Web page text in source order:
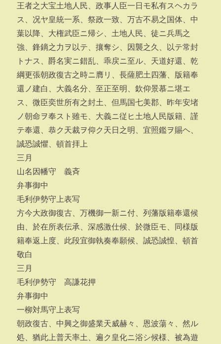
王者之大宝土地人民、政事人臣一日モ私有スヘカラ
ス、况ヤ皇統一系、祭政一致、万古不易之国体、中
葉以降、大権武臣ニ帰シ、土地人民、徒ニ兵馬之
強、鋒鏑之力ヲ以テ、攘奪シ、因襲之久、以テ常封
トナス、爵名実ニ錯乱、乖戻ニ至ル、天道好還、乾
綱更張朝政復古之時ニ膺リ、長薩肥土四藩、版籍奉
還ノ建白、大義名分、至正至明、欽仰景慕ニ堪エ
ス、微臣奕世所有之封土、但馬国七美郡、昨年安堵
ノ朝命ヲ奉スト雖モ、大義ニ従ヒ土地人民版籍、謹
テ奉還、恭ク天裁ヲ仰ク天日之明、宜照鑑ヲ賜ヘ、
誠恐誠懼、頓首拝上
三月
山名因幡守 義斉
弁事御中
毛利伊勢守上表写
方今大政御復古、万機御一新ニ付、列藩版籍奉還候
由、於在所表伝承、深感激仕候、於微臣モ、同様版
籍奉返上度、此段宜御執奏奉願候、誠恐誠惶、頓首
敬白
三月
毛利伊勢守 高謙花押
弁事御中
一柳対馬守上表写
朝政復古、中興之御盛業天威赫々、恩波蕩々、然ル
処、猶此上普天率土、遍ク皇化ニ浴シ候様、被為遊